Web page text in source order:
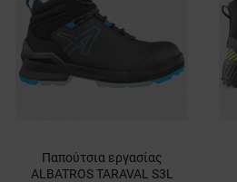
Παπούτσια εργασίας
ALBATROS TARAVAL S3L